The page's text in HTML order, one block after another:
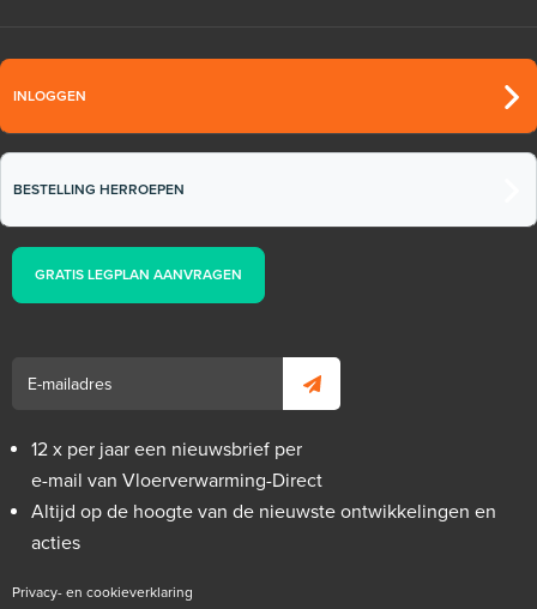
INLOGGEN
BESTELLING HERROEPEN
GRATIS LEGPLAN AANVRAGEN
12 x per jaar een nieuwsbrief per
e-mail van Vloerverwarming-Direct
Altijd op de hoogte van de nieuwste ontwikkelingen en
acties
Privacy- en cookieverklaring